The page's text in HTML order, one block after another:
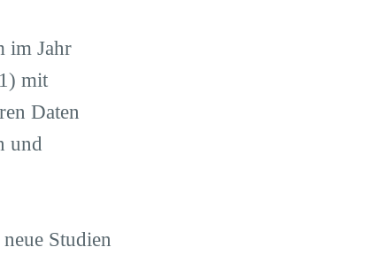
im Jahr
mit
Daten
und
Studien